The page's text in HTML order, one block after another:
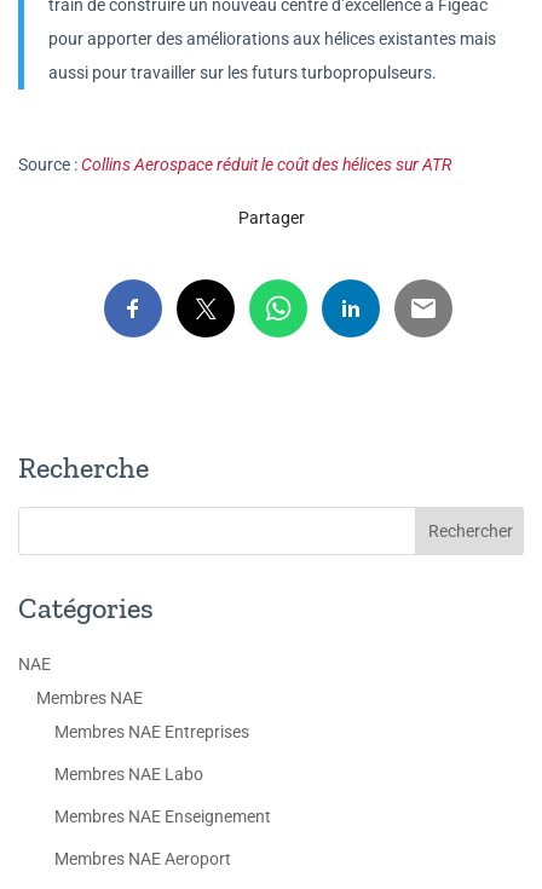
train de construire un nouveau centre d’excellence à Figeac
pour apporter des améliorations aux hélices existantes mais
aussi pour travailler sur les futurs turbopropulseurs.
Source :Collins Aerospace réduit le coût des hélices sur ATR
Partager
Recherche
Catégories
NAE
Membres NAE
Membres NAE Entreprises
Membres NAE Labo
Membres NAE Enseignement
Membres NAE Aeroport